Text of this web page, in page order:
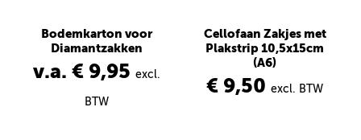
Bodemkarton voor
Diamantzakken
v.a. € 9,95 excl.
BTW
Cellofaan Zakjes met
Plakstrip 10,5x15cm
(A6)
€ 9,50 excl. BTW